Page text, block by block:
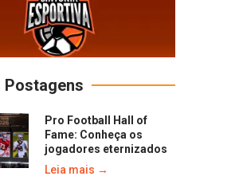
Postagens
Pro Football Hall of
Fame: Conheça os
jogadores eternizados
Leia mais →